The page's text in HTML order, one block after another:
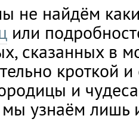
не найдём
или
сказанных в
кроткой
и
узнаём лишь